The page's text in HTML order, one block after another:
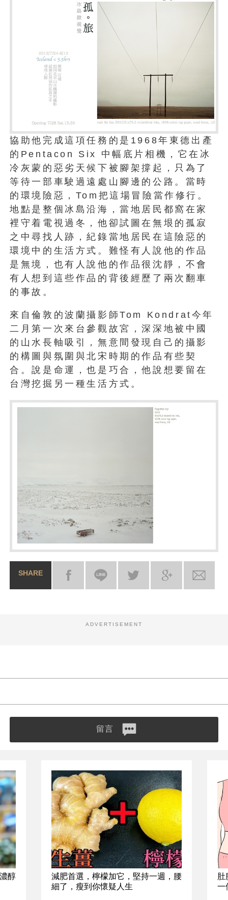
協助他完成這項任務的是1968年東德出產
的Pentacon Six 中幅底片相機，它在冰
冷灰蒙的惡劣天候下被腳架撐起，只為了
等待一部車駛過遠處山腳邊的公路。當時
的環境險惡，Tom把這場冒險當作修行。
地點是整個冰島沿海，當地居民都窩在家
裡守着電視過冬，他卻試圖在無垠的孤寂
之中尋找人跡，紀錄當地居民在這險惡的
環境中的生活方式。難怪有人說他的作品
是無境，也有人說他的作品很沈靜，不會
有人想到這些作品的背後經歷了兩次翻車
的事故。
來自倫敦的波蘭攝影師Tom Kondrat今年
二月第一次來台參觀故宮，深深地被中國
的山水長軸吸引，無意間發現自己的攝影
的構圖與氛圍與北宋時期的作品有些契
合。說是命運，也是巧合，他說想要留在
台灣挖掘另一種生活方式。
SHARE
ADVERTISEMENT
留言
醇
減肥首選，檸檬加它，堅持一週，腰
細了，瘦到你懷疑人生
肚
一